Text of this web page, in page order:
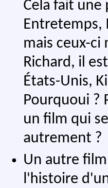
Cela fait une
Entretemps,
mais ceux-ci
Richard, il
États-Unis,
Pourquoui ?
un film qui
autrement ?
Un autre
l'histoire